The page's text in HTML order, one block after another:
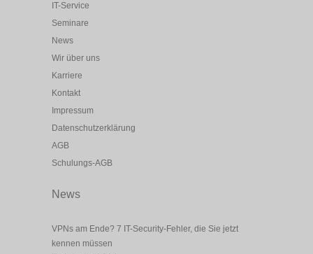
IT-Service
Seminare
News
Wir über uns
Karriere
Kontakt
Impressum
Datenschutzerklärung
AGB
Schulungs-AGB
News
VPNs am Ende? 7 IT-Security-Fehler, die Sie jetzt
kennen müssen